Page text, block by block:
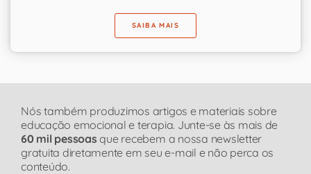
SAIBA MAIS
Nós também produzimos artigos e materiais sobre
educação emocional e terapia. Junte-se às mais de
60 mil pessoas que recebem a nossa newsletter
gratuita diretamente em seu e-mail e não perca os
conteúdo.